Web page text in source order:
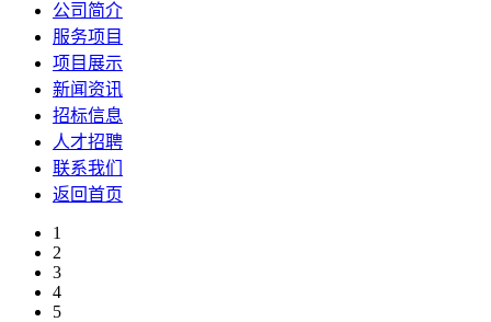
公司简介
服务项目
项目展示
新闻资讯
招标信息
人才招聘
联系我们
返回首页
1
2
3
4
5